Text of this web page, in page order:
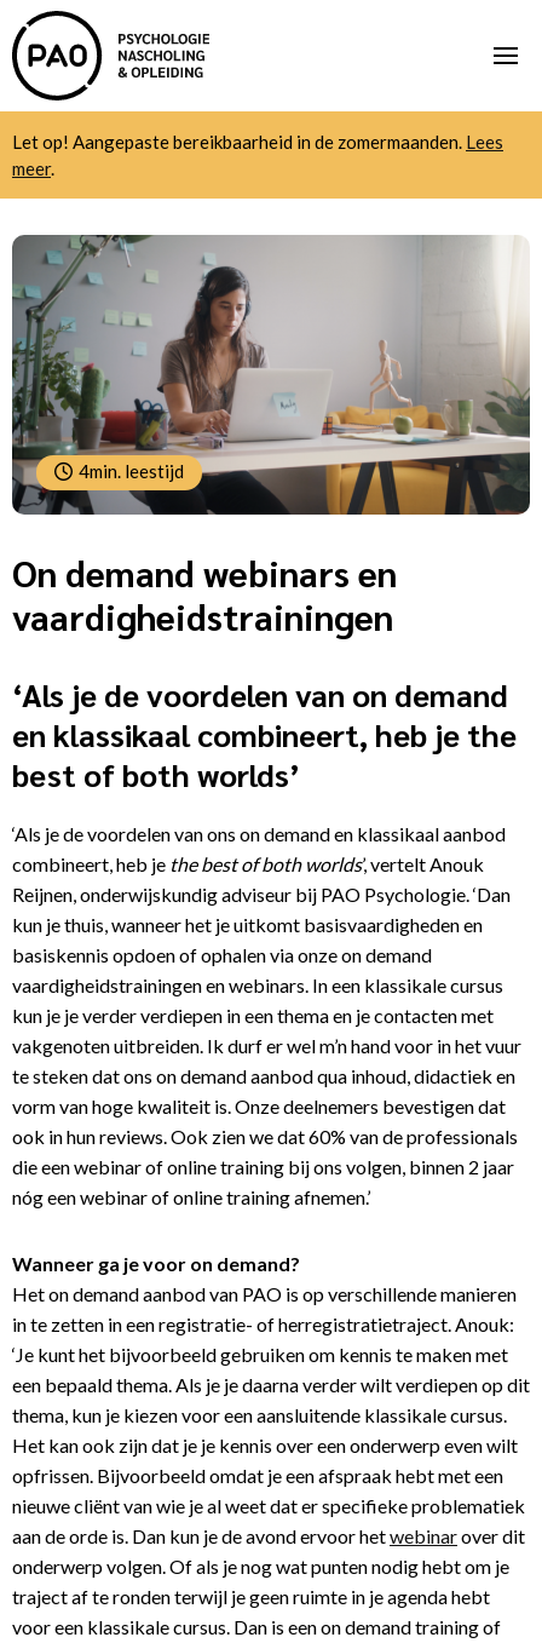
Let op! Aangepaste bereikbaarheid in de zomermaanden. Lees
meer.
4min. leestijd
On demand webinars en
vaardigheidstrainingen
‘Als je de voordelen van on demand
en klassikaal combineert, heb je the
best of both worlds’
‘Als je de voordelen van ons on demand en klassikaal aanbod
combineert, heb je the best of both worlds’, vertelt Anouk
Reijnen, onderwijskundig adviseur bij PAO Psychologie. ‘Dan
kun je thuis, wanneer het je uitkomt basisvaardigheden en
basiskennis opdoen of ophalen via onze on demand
vaardigheidstrainingen en webinars. In een klassikale cursus
kun je je verder verdiepen in een thema en je contacten met
vakgenoten uitbreiden. Ik durf er wel m’n hand voor in het vuur
te steken dat ons on demand aanbod qua inhoud, didactiek en
vorm van hoge kwaliteit is. Onze deelnemers bevestigen dat
ook in hun reviews. Ook zien we dat 60% van de professionals
die een webinar of online training bij ons volgen, binnen 2 jaar
nóg een webinar of online training afnemen.’
Wanneer ga je voor on demand?
Het on demand aanbod van PAO is op verschillende manieren
in te zetten in een registratie- of herregistratietraject. Anouk:
‘Je kunt het bijvoorbeeld gebruiken om kennis te maken met
een bepaald thema. Als je je daarna verder wilt verdiepen op dit
thema, kun je kiezen voor een aansluitende klassikale cursus.
Het kan ook zijn dat je je kennis over een onderwerp even wilt
opfrissen. Bijvoorbeeld omdat je een afspraak hebt met een
nieuwe cliënt van wie je al weet dat er specifieke problematiek
aan de orde is. Dan kun je de avond ervoor hetwebinarover dit
onderwerp volgen. Of als je nog wat punten nodig hebt om je
traject af te ronden terwijl je geen ruimte in je agenda hebt
voor een klassikale cursus. Dan is een on demand training of